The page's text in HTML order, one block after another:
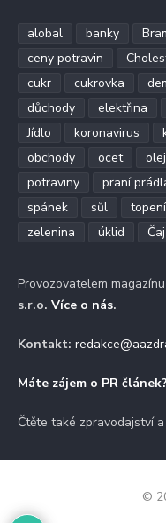
alobal banky
ceny potravin
cukr
cukrovka
důchody
elektřina
Jídlo
koronavirus
obchody
ocet olej
potraviny
praní
spánek
sůl topení
zelenina
úklid Čaj
Provozovatelem
s.r.o. Více o nás.
Kontakt:
Máte zájem o PR článek?
Čtěte také zpravodajství
©